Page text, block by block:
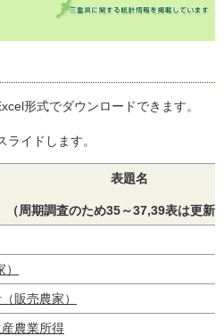
形式でダウンロードできます。
イドします。
表題名
（周期調査のため35～37,39表は更新
販売農家）
農業所得